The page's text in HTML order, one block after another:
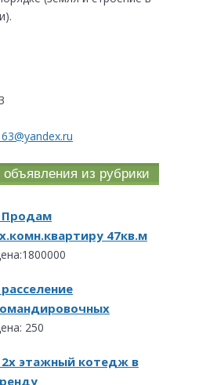
из рубрики
Продам
47кв.м
250
этажный котедж в